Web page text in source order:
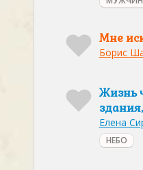
Мне
Борис
Жизнь
Елена
НЕБО